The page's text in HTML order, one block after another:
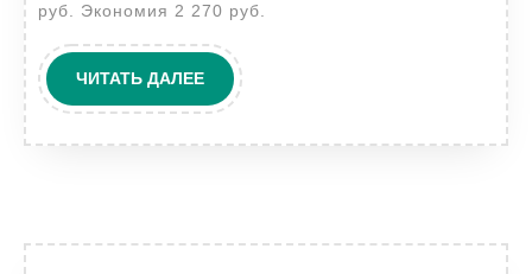
руб. Экономия 2 270 руб.
ЧИТАТЬ ДАЛЕЕЧИТАТЬ
ДАЛЕЕ